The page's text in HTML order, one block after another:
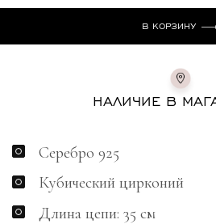
Серебро 925
Кубический цирконий
Длина цепи: 35 см
В КОРЗИНУ
НАЛИЧИЕ В